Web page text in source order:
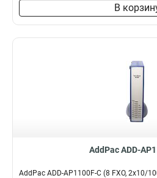
В
AddPac ADD-
AddPac ADD-AP1100F-C (8 FXO, 2x10/